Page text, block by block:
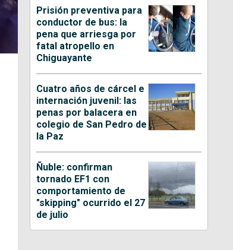
Prisión preventiva para
conductor de bus: la
pena que arriesga por
fatal atropello en
Chiguayante
Cuatro años de cárcel e
internación juvenil: las
penas por balacera en
colegio de San Pedro de
la Paz
Ñuble: confirman
tornado EF1 con
comportamiento de
"skipping" ocurrido el 27
de julio